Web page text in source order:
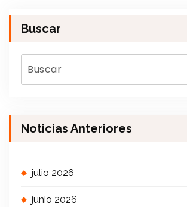
Buscar
Noticias Anteriores
julio 2026
junio 2026